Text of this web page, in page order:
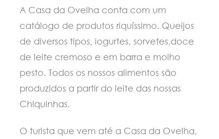
A Casa da Ovelha conta com um
catálogo de produtos riquíssimo. Queijos
de diversos tipos, iogurtes, sorvetes,doce
de leite cremoso e em barra e molho
pesto. Todos os nossos alimentos são
produzidos a partir do leite das nossas
Chiquinhas.
O turista que vem até a Casa da Ovelha,